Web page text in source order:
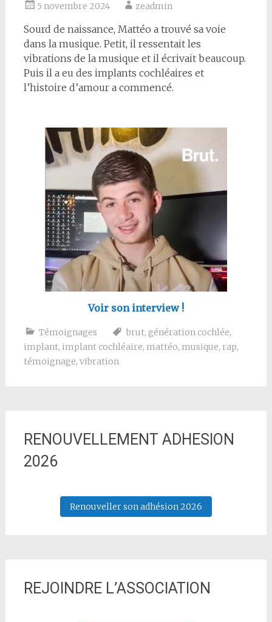
5 novembre 2024 zeadmin
Sourd de naissance, Mattéo a trouvé sa voie
dans la musique. Petit, il ressentait les
vibrations de la musique et il écrivait beaucoup.
Puis il a eu des implants cochléaires et
l’histoire d’amour a commencé.
Voir son interview !
Témoignages brut, génération cochlée,
implant, implant cochléaire, mattéo, musique, rap,
témoignage, vibration
RENOUVELLEMENT ADHESION
2026
Renouveller son adhésion 2026
REJOINDRE L’ASSOCIATION